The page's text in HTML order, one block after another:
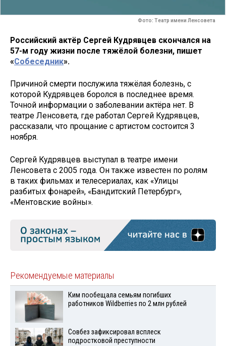
Фото: Театр имени Ленсовета
Российский актёр Сергей Кудрявцев скончался на
57-м году жизни после тяжёлой болезни, пишет
«Собеседник».
Причиной смерти послужила тяжёлая болезнь, с
которой Кудрявцев боролся в последнее время.
Точной информации о заболевании актёра нет. В
театре Ленсовета, где работал Сергей Кудрявцев,
рассказали, что прощание с артистом состоится 3
ноября.
Сергей Кудрявцев выступал в театре имени
Ленсовета с 2005 года. Он также известен по ролям
в таких фильмах и телесериалах, как «Улицы
разбитых фонарей», «Бандитский Петербург»,
«Ментовские войны».
Рекомендуемые материалы
Ким пообещала семьям погибших
работников Wildberries по 2 млн рублей
Совбез зафиксировал всплеск
подростковой преступности